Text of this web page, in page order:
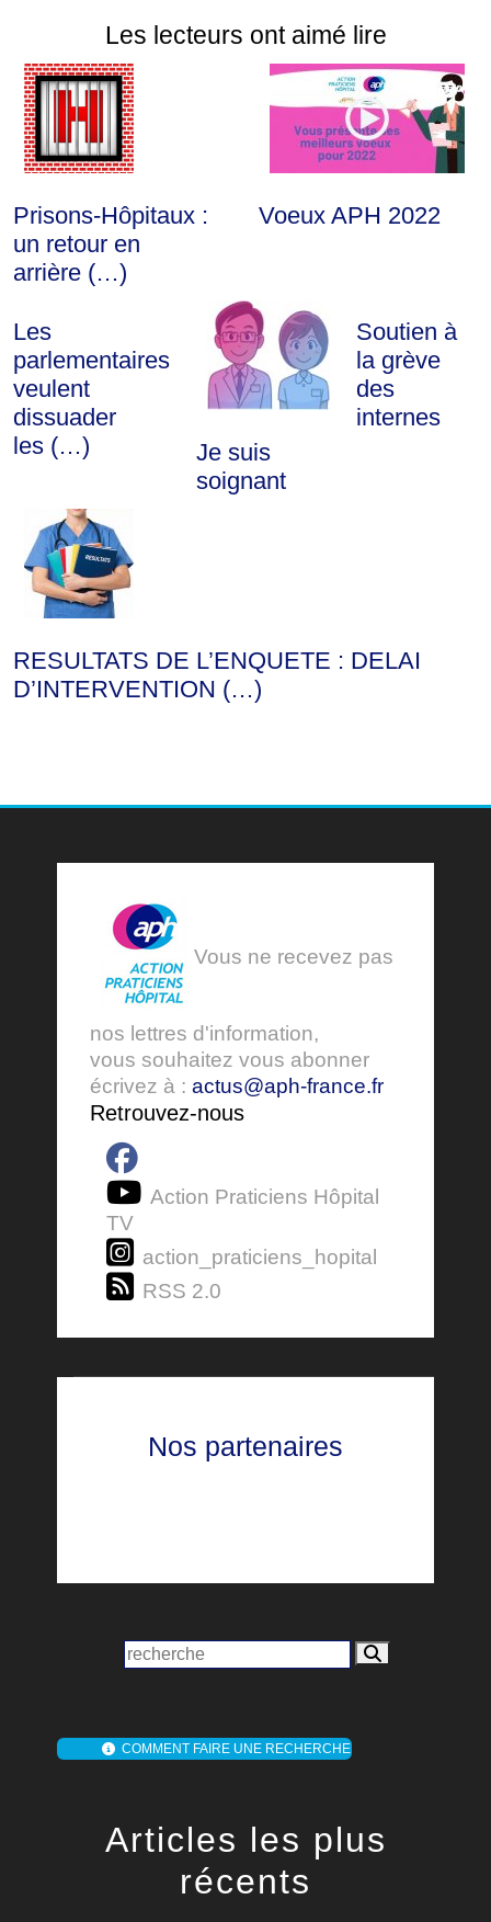
Les lecteurs ont aimé lire
Prisons-Hôpitaux :
un retour en
arrière (…)
Voeux APH 2022
Les
parlementaires
veulent
dissuader
les (…)
Je suis
soignant
Soutien à
la grève
des
internes
RESULTATS DE L’ENQUETE : DELAI
D’INTERVENTION (…)
Vous ne recevez pas
nos lettres d'information,
vous souhaitez vous abonner
écrivez à : actus@aph-france.fr
Retrouvez-nous
Action Praticiens Hôpital
TV
action_praticiens_hopital
RSS 2.0
Nos partenaires
COMMENT FAIRE UNE RECHERCHE
Articles les plus
récents